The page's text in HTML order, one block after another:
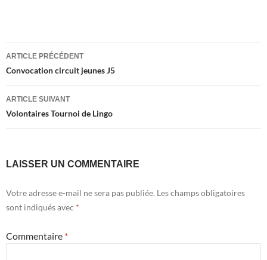
Navigation
des
articles
ARTICLE PRÉCÉDENT
Convocation circuit jeunes J5
ARTICLE SUIVANT
Volontaires Tournoi de Lingo
LAISSER UN COMMENTAIRE
Votre adresse e-mail ne sera pas publiée. Les champs obligatoires
sont indiqués avec *
Commentaire *